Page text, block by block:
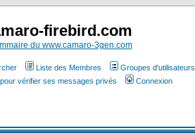
firebird.com
du www.camaro-3gen.com
Liste des Membres Groupes d'utilisateurs
vérifier ses messages privés Connexion